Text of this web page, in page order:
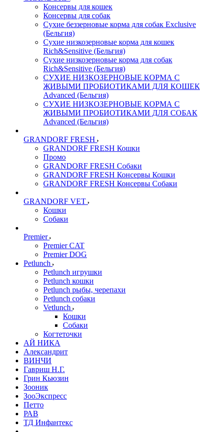
Консервы для кошек
Консервы для собак
Сухие беззерновые корма для собак Exclusive
(Бельгия)
Сухие низкозерновые корма для кошек
Rich&Sensitive (Бельгия)
Сухие низкозерновые корма для собак
Rich&Sensitive (Бельгия)
СУХИЕ НИЗКОЗЕРНОВЫЕ КОРМА С
ЖИВЫМИ ПРОБИОТИКАМИ ДЛЯ КОШЕК
Advanced (Бельгия)
СУХИЕ НИЗКОЗЕРНОВЫЕ КОРМА С
ЖИВЫМИ ПРОБИОТИКАМИ ДЛЯ СОБАК
Advanced (Бельгия)
GRANDORF FRESH
GRANDORF FRESH Кошки
Промо
GRANDORF FRESH Собаки
GRANDORF FRESH Консервы Кошки
GRANDORF FRESH Консервы Собаки
GRANDORF VET
Кошки
Собаки
Premier
Premier CAT
Premier DOG
Petlunch
Petlunch игрушки
Petlunch кошки
Petlunch рыбы, черепахи
Petlunch собаки
Vetlunch
Кошки
Собаки
Когтеточки
АЙ НИКА
Александрит
ВИНЧИ
Гавриш Н.Г.
Грин Кьюзин
Зооник
ЗооЭкспресс
Петто
РАВ
ТД Инфантекс